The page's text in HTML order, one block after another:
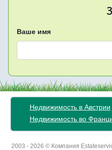
Ваше имя
Недвижимость в Австрии
Недвижимость во
2003 - 2026 © Компания